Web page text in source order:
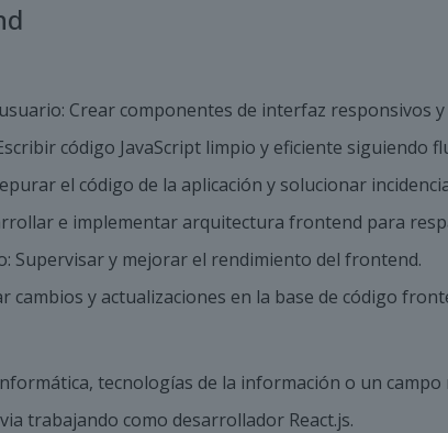
Crear componentes de interfaz responsivos
código JavaScript limpio y eficiente siguiendo
el código de la aplicación y solucionar
e implementar arquitectura frontend para
Supervisar y mejorar el rendimiento del frontend.
cambios y actualizaciones en la base de código
tecnologías de la información o un campo
trabajando como desarrollador React.js.